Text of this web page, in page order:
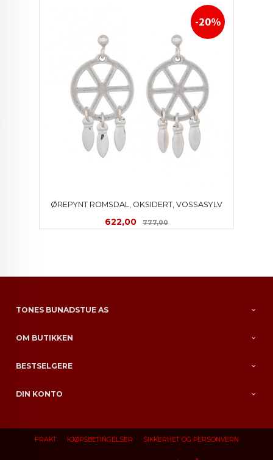
ØREPYNT ROMSDAL, OKSIDERT, VOSSASYLV
Tilbud
622,00 777,00Rabatt
-20%
TONES BUNADSTUE AS
OM BUTIKKEN
BESTSELGERE
DIN KONTO
FRAKT KJØPSBETINGELSER SIKKERHET OG PERSONVERN